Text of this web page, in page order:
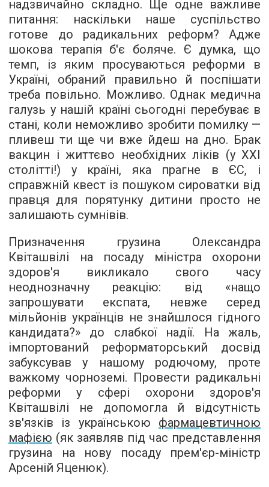
надзвичайно складно. Ще одне важливе
питання: наскільки наше суспільство
готове до радикальних реформ? Адже
шокова терапія б'є боляче. Є думка, що
темп, із яким просуваються реформи в
Україні, обраний правильно й поспішати
треба повільно. Можливо. Однак медична
галузь у нашій країні сьогодні перебуває в
стані, коли неможливо зробити помилку —
пливеш ти ще чи вже йдеш на дно. Брак
вакцин і життєво необхідних ліків (у ХХІ
столітті!) у країні, яка прагне в ЄС, і
справжній квест із пошуком сироватки від
правця для порятунку дитини просто не
залишають сумнівів.
Призначення грузина Олександра
Квіташвілі на посаду міністра охорони
здоров'я викликало свого часу
неоднозначну реакцію: від «нащо
запрошувати експата, невже серед
мільйонів українців не знайшлося гідного
кандидата?» до слабкої надії. На жаль,
імпортований реформаторський досвід
забуксував у нашому родючому, проте
важкому чорноземі. Провести радикальні
реформи у сфері охорони здоров'я
Квіташвілі не допомогла й відсутність
зв'язків із українською фармацевтичною
мафією (як заявляв під час представлення
грузина на нову посаду прем'єр-міністр
Арсеній Яценюк).